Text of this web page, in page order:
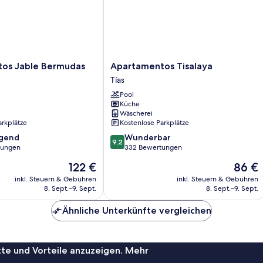
Jable Bermudas
Der
Preis
beträgt
122 €
inkl. Steuern & Gebühren
8. Sept.–9. Sept.
Apartamentos
Tisalaya
Tías
Apartamentos Tisalaya
Tías
Pool
Küche
Wäscherei
Kostenlose Parkplätze
9.2
von
9,2 Wunderbar
332 Bewertungen
Der
Preis
beträgt
86 €
inkl. Steuern & Gebühren
8. Sept.–9. Sept.
Ähnliche Unterkünfte vergleichen
und Vorteile anzuzeigen. Mehr